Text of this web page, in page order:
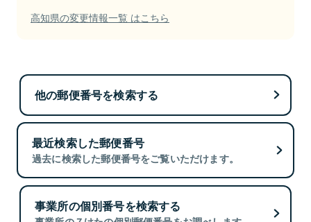
高知県の変更情報一覧 はこちら
他の郵便番号を検索する
最近検索した郵便番号
過去に検索した郵便番号をご覧いただけます。
事業所の個別番号を検索する